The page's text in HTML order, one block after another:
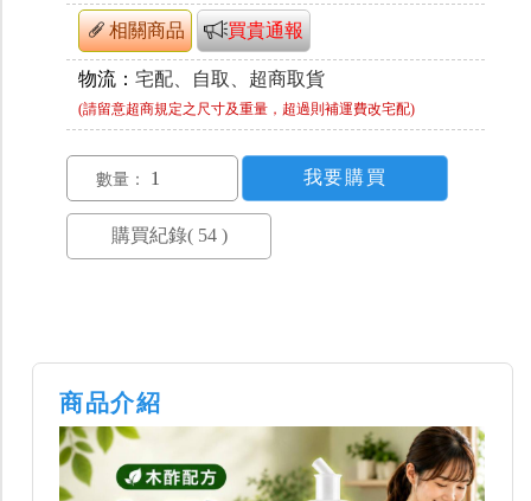
相關商品 買貴通報
物流： 宅配、自取、超商取貨
(請留意超商規定之尺寸及重量，超過則補運費改宅配)
數量：
商品介紹